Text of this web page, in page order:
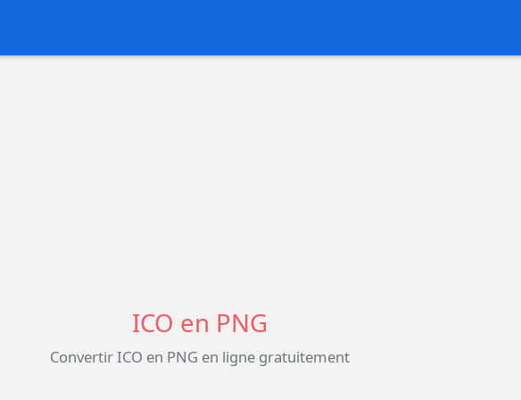
ICO en PNG
Convertir ICO en PNG en ligne gratuitement